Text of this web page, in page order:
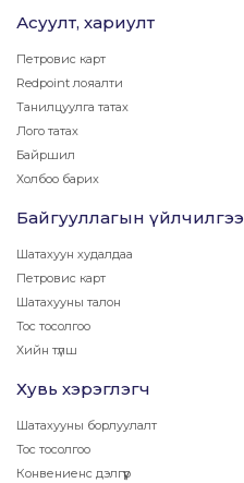
Асуулт, хариулт
Петровис карт
Redpoint лояалти
Танилцуулга татах
Лого татах
Байршил
Холбоо барих
Байгууллагын үйлчилгээ
Шатахуун худалдаа
Петровис карт
Шатахууны талон
Тос тосолгоо
Хийн түлш
Хувь хэрэглэгч
Шатахууны борлуулалт
Тос тосолгоо
Конвениенс дэлгүүр